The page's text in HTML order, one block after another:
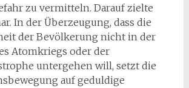
zu vermitteln. Darauf zielte
In der Überzeugung, dass die
der Bevölkerung nicht in der
Atomkriegs oder der
untergehen will, setzt die
auf geduldige